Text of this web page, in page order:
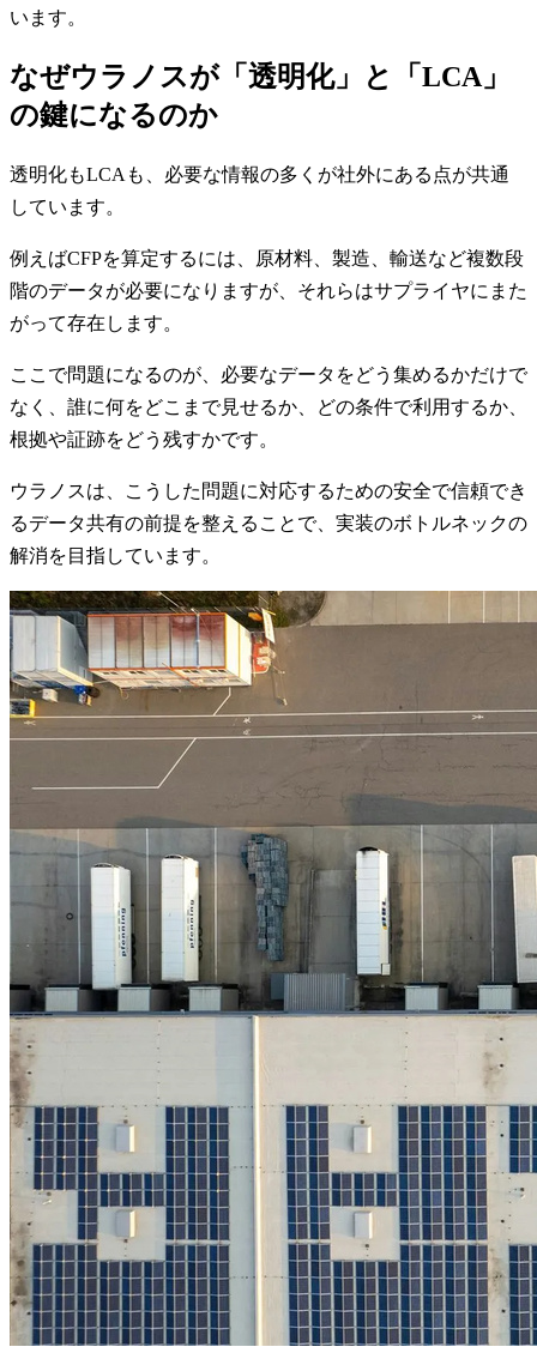
います。
なぜウラノスが「透明化」と「LCA」
の鍵になるのか
透明化もLCAも、必要な情報の多くが社外にある点が共通
しています。
例えばCFPを算定するには、原材料、製造、輸送など複数段
階のデータが必要になりますが、それらはサプライヤにまた
がって存在します。
ここで問題になるのが、必要なデータをどう集めるかだけで
なく、誰に何をどこまで見せるか、どの条件で利用するか、
根拠や証跡をどう残すかです。
ウラノスは、こうした問題に対応するための安全で信頼でき
るデータ共有の前提を整えることで、実装のボトルネックの
解消を目指しています。